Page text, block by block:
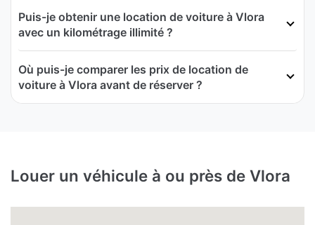
Puis-je obtenir une location de voiture à Vlora
avec un kilométrage illimité ?
Où puis-je comparer les prix de location de
voiture à Vlora avant de réserver ?
Louer un véhicule à ou près de Vlora